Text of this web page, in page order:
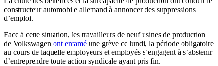
constructeur automobile allemand à annoncer des suppressions
d’emploi.
Face à cette situation, les travailleurs de neuf usines de production
de Volkswagen ont entamé une grève ce lundi, la période obligatoire
au cours de laquelle employeurs et employés s’engagent à s’abstenir
d’entreprendre toute action syndicale ayant pris fin.